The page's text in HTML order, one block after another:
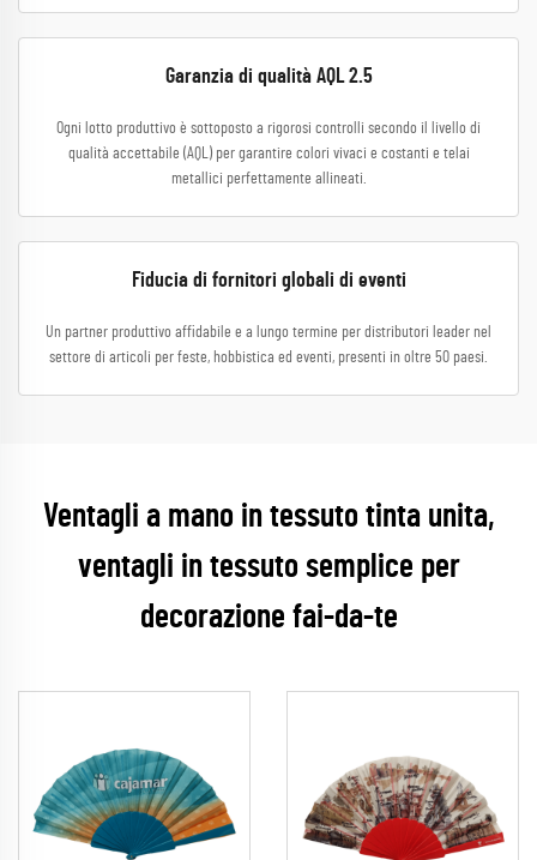
Garanzia di qualità AQL 2.5
Ogni lotto produttivo è sottoposto a rigorosi controlli secondo il livello di
qualità accettabile (AQL) per garantire colori vivaci e costanti e telai
metallici perfettamente allineati.
Fiducia di fornitori globali di eventi
Un partner produttivo affidabile e a lungo termine per distributori leader nel
settore di articoli per feste, hobbistica ed eventi, presenti in oltre 50 paesi.
Ventagli a mano in tessuto tinta unita,
ventagli in tessuto semplice per
decorazione fai-da-te